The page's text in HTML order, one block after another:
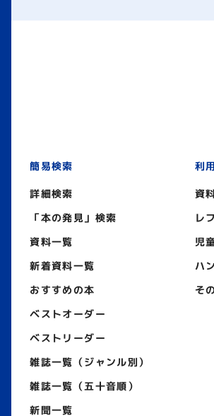
簡易検索
詳細検索
「本の発見」検索
資料一覧
新着資料一覧
おすすめの本
ベストオーダー
ベストリーダー
雑誌一覧（ジャンル別）
雑誌一覧（五十音順）
新聞一覧
利
資
レ
児
ハ
そ